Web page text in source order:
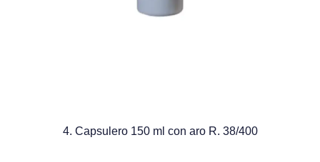
4. Capsulero 150 ml con aro R. 38/400